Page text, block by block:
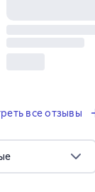
все отзывы